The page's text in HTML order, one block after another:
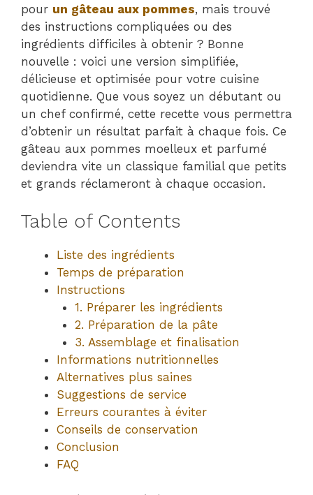
pour un gâteau aux pommes, mais trouvé
des instructions compliquées ou des
ingrédients difficiles à obtenir ? Bonne
nouvelle : voici une version simplifiée,
délicieuse et optimisée pour votre cuisine
quotidienne. Que vous soyez un débutant ou
un chef confirmé, cette recette vous permettra
d’obtenir un résultat parfait à chaque fois. Ce
gâteau aux pommes moelleux et parfumé
deviendra vite un classique familial que petits
et grands réclameront à chaque occasion.
Table of Contents
Liste des ingrédients
Temps de préparation
Instructions
1. Préparer les ingrédients
2. Préparation de la pâte
3. Assemblage et finalisation
Informations nutritionnelles
Alternatives plus saines
Suggestions de service
Erreurs courantes à éviter
Conseils de conservation
Conclusion
FAQ